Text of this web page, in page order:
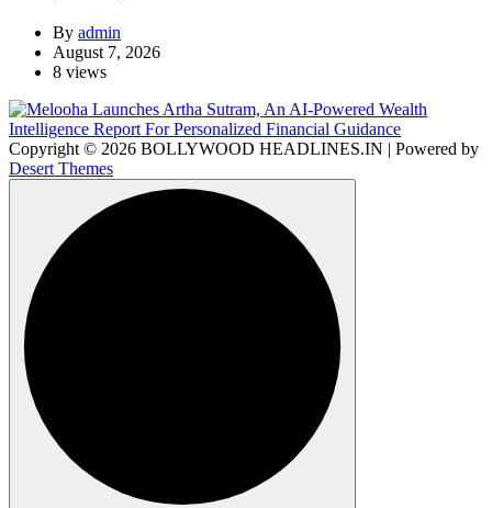
By admin
August 7, 2026
8 views
Copyright © 2026 BOLLYWOOD HEADLINES.IN | Powered by
Desert Themes